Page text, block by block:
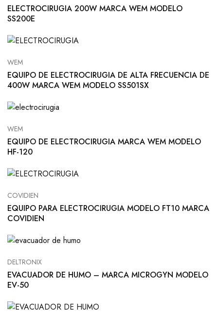
ELECTROCIRUGIA 200W MARCA WEM MODELO
SS200E
WEM
EQUIPO DE ELECTROCIRUGIA DE ALTA FRECUENCIA DE
400W MARCA WEM MODELO SS501SX
WEM
EQUIPO DE ELECTROCIRUGIA MARCA WEM MODELO
HF-120
COVIDIEN
EQUIPO PARA ELECTROCIRUGIA MODELO FT10 MARCA
COVIDIEN
DELTRONIX
EVACUADOR DE HUMO – MARCA MICROGYN MODELO
EV-50